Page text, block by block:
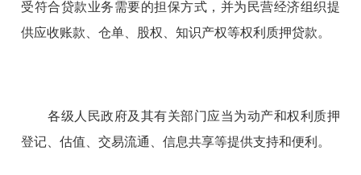
受符合贷款业务需要的担保方式，并为民营经济组织提
供应收账款、仓单、股权、知识产权等权利质押贷款。
各级人民政府及其有关部门应当为动产和权利质押
登记、估值、交易流通、信息共享等提供支持和便利。